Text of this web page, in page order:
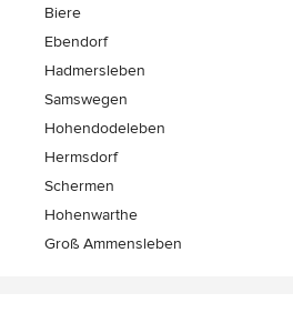
Biere
Ebendorf
Hadmersleben
Samswegen
Hohendodeleben
Hermsdorf
Schermen
Hohenwarthe
Groß Ammensleben